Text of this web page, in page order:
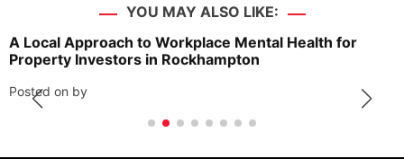
YOU MAY ALSO LIKE:
A Local Approach to Workplace Mental Health for
Property Investors in Rockhampton
Posted on by